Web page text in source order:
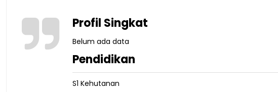
Profil Singkat
Belum ada data
Pendidikan
S1 Kehutanan